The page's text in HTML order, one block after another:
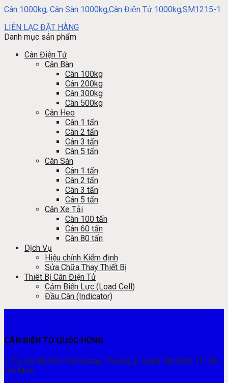
Cân 1000kg, Cân Sàn 1000kg,Cân Điện Tử 1000kg,SM1215-1
LIÊN LẠC ĐẶT HÀNG
Danh mục sản phẩm
Cân Điện Tử
Cân Bàn
Cân 100kg
Cân 200kg
Cân 300kg
Cân 500kg
Cân Heo
Cân 1 tấn
Cân 2 tấn
Cân 3 tấn
Cân 5 tấn
Cân Sàn
Cân 1 tấn
Cân 2 tấn
Cân 3 tấn
Cân 5 tấn
Cân Xe Tải
Cân 100 tấn
Cân 60 tấn
Cân 80 tấn
Dịch Vụ
Hiệu chỉnh Kiểm định
Sửa Chữa Thay Thiết Bị
Thiêt Bị Cân Điện Tử
Cảm Biến Lực (Load Cell)
Đầu Cân (Indicator)
CÂN ĐIỆN TỬ QUỐC HÙNG
Trụ Sở: 86/56 Phổ Quang, Phường 2, Quận Tân Bình, TP. Hồ
Chí Minh.